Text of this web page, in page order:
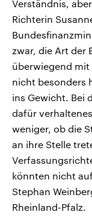
Verständnis,
Richterin
zwar, die Art der
überwiegend mit
nicht besonders
ins Gewicht. Bei
dafür
weniger, ob die
an ihre Stelle
könnten nicht
Stephan
Rheinland-Pfalz.